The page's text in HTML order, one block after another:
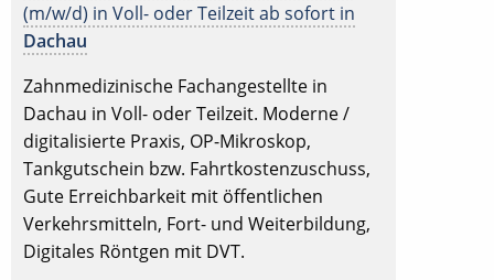
(m/w/d) in Voll- oder Teilzeit ab sofort in
Dachau
Zahnmedizinische Fachangestellte in
Dachau in Voll- oder Teilzeit. Moderne /
digitalisierte Praxis, OP-Mikroskop,
Tankgutschein bzw. Fahrtkostenzuschuss,
Gute Erreichbarkeit mit öffentlichen
Verkehrsmitteln, Fort- und Weiterbildung,
Digitales Röntgen mit DVT.